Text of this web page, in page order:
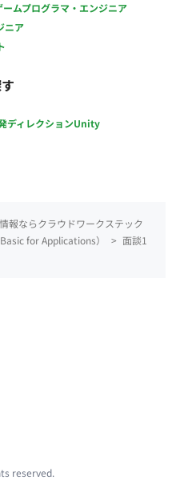
ームプログラマ・エンジニア
ニア
ディレクションUnity
報ならクラウドワークステック
for Applications） > 面談1
reserved.